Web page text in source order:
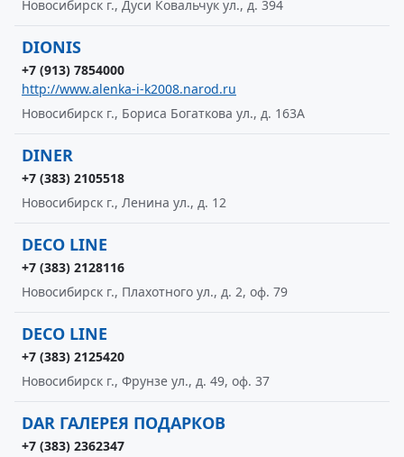
Новосибирск г., Дуси Ковальчук ул., д. 394
DIONIS
+7 (913) 7854000
http://www.alenka-i-k2008.narod.ru
Новосибирск г., Бориса Богаткова ул., д. 163А
DINER
+7 (383) 2105518
Новосибирск г., Ленина ул., д. 12
DECO LINE
+7 (383) 2128116
Новосибирск г., Плахотного ул., д. 2, оф. 79
DECO LINE
+7 (383) 2125420
Новосибирск г., Фрунзе ул., д. 49, оф. 37
DAR ГАЛЕРЕЯ ПОДАРКОВ
+7 (383) 2362347